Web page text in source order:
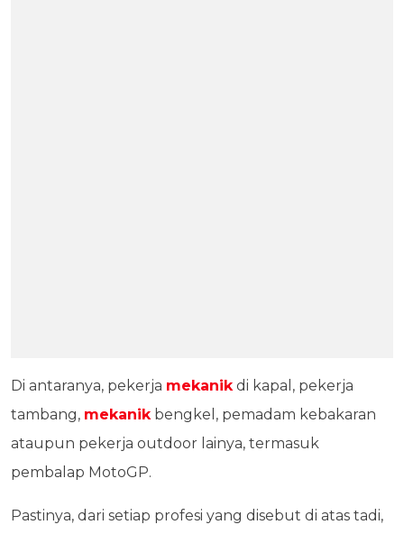
Di antaranya, pekerja mekanik di kapal, pekerja
tambang, mekanik bengkel, pemadam kebakaran
ataupun pekerja outdoor lainya, termasuk
pembalap MotoGP.
Pastinya, dari setiap profesi yang disebut di atas tadi,